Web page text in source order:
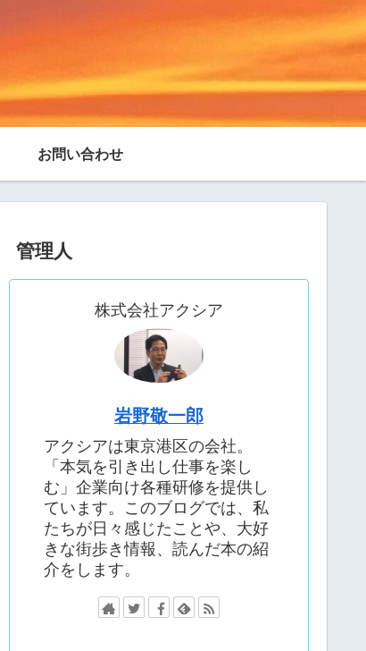
お問い合わせ
管理人
株式会社アクシア
岩野敬一郎
アクシアは東京港区の会社。
「本気を引き出し仕事を楽し
む」企業向け各種研修を提供し
ています。このブログでは、私
たちが日々感じたことや、大好
きな街歩き情報、読んだ本の紹
介をします。